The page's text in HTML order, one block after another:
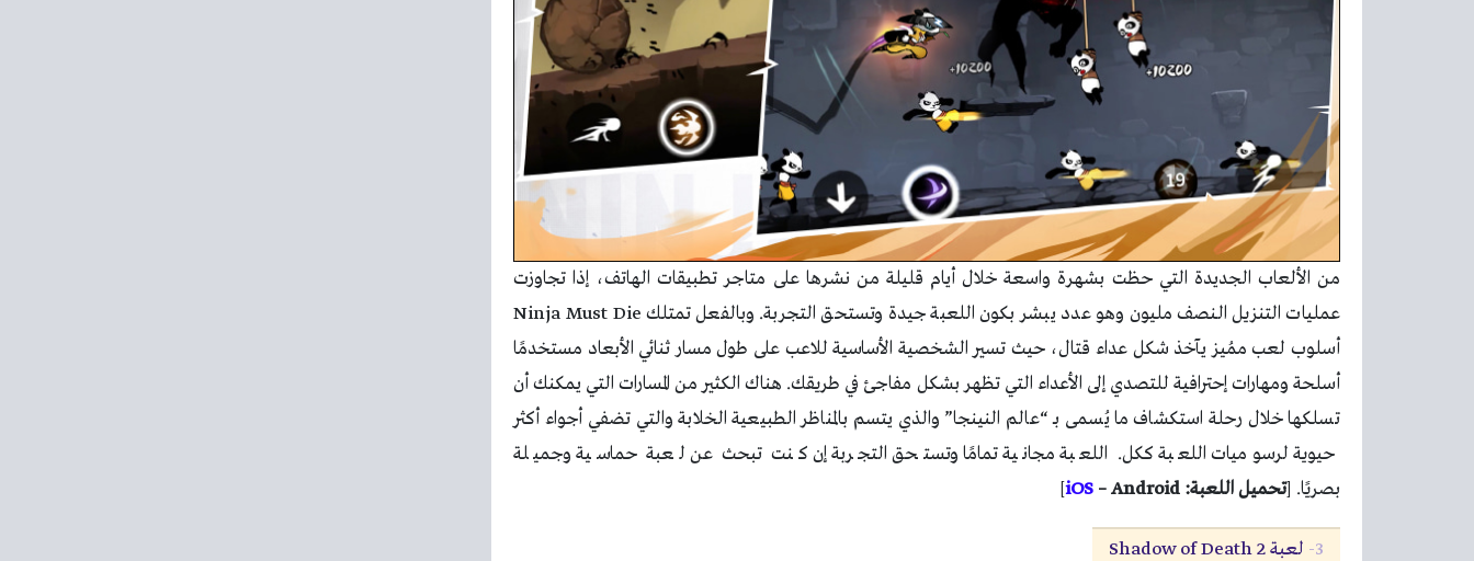
من الألعاب الجديدة التي حظت بشهرة واسعة خلال أيام قليلة من نشرها على متاجر تطبيقات الهاتف، إذا تجاوزت
عمليات التنزيل الـنصف مليون وهو عدد يبشر بكون اللعبة جيدة وتستحق التجربة. وبالفعل تمتلك Ninja Must Die
أسلوب لعب ممُيز يآخذ شكل عداء قتال، حيث تسير الشخصية الأساسية للاعب على طول مسار ثنائي الأبعاد مستخدمًا
أسلحة ومهارات إحترافية للتصدي إلى الأعداء التي تظهر بشكل مفاجئ في طريقك. هناك الكثير من المسارات التي يمكنك أن
تسلكها خلال رحلة استكشاف ما يُسمى بـ “عالم النينجا” والذي يتسم بالمناظر الطبيعية الخلابة والتي تضفي أجواء أكثر
حيوية لرسوميات اللعبة ككل. اللعبة مجانية تمامًا وتستحق التجربة إن كنت تبحث عن لعبة حماسية وجميلة
بصريًا. [تحميل اللعبة: iOS – Android
]
3- لعبة Shadow of Death 2